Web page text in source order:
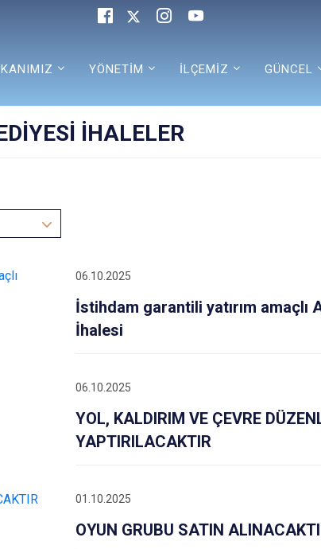
YÖNETİM İLÇEMİZ GÜNCEL
İHALELER
06.10.2025
İstihdam garantili yatırım amaçlı
İhalesi
06.10.2025
YOL, KALDIRIM VE ÇEVRE
YAPTIRILACAKTIR
01.10.2025
OYUN GRUBU SATIN